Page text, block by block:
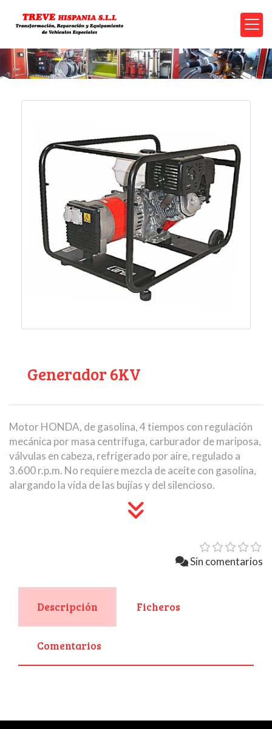
Generador 6KV
Motor HONDA, de gasolina, 4 tiempos con regulación
mecánica por masa centrífuga, carburador de mariposa,
válvulas en cabeza, refrigerado por aire, regulado a
3.600 r.p.m. No requiere mezcla de aceite con gasolina,
alargando la vida de las bujías y del silencioso.
Sin comentarios
Descripción Ficheros
Comentarios